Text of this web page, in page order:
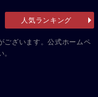
人気ランキング
ございます。公式ホームペ